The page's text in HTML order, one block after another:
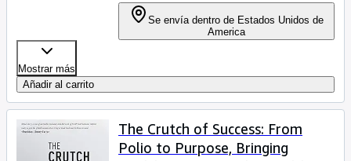
Se envía dentro de Estados Unidos de
America
Mostrar más
Añadir al carrito
The Crutch of Success: From
Polio to Purpose, Bringing